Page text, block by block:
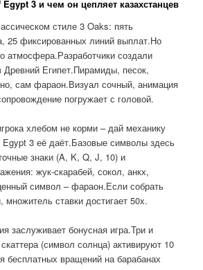
3 и чем он цепляет казахстанцев
стиле 3 Oaks: пять
25 фиксированных линий выплат.Но
атмосфера.Разработчики создали
Древний Египет.Пирамиды, песок,
сам фараон.Визуал сочный, анимация
погружает с головой.
хлебом не корми – дай механику
3 её даёт.Базовые символы здесь
знаки (A, K, Q, J, 10) и
жук-скарабей, сокол, анкх,
символ – фараон.Если собрать
множитель ставки достигает 50x.
заслуживает бонусная игра.Три и
(символ солнца) активируют 10
бесплатных вращений на барабанах